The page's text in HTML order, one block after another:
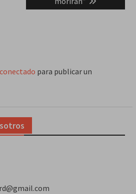
conectado para publicar un